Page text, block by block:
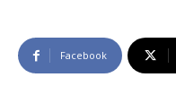
Facebook